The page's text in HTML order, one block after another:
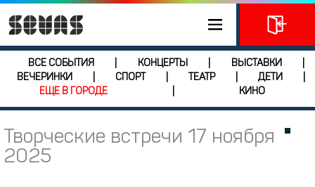
ВСЕ СОБЫТИЯ КОНЦЕРТЫ ВЫСТАВКИ
ВЕЧЕРИНКИ
СПОРТ ТЕАТР ДЕТИ
ЕЩЕ В ГОРОДЕ
КИНО
Творческие встречи 17 ноября
2025